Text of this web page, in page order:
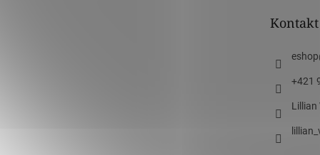
Kontakt
eshop
+421
Lillian